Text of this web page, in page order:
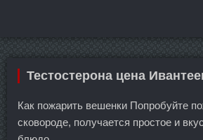
Тестостерона цена
Как пожарить вешенки Попробуйте
сковороде, получается простое и